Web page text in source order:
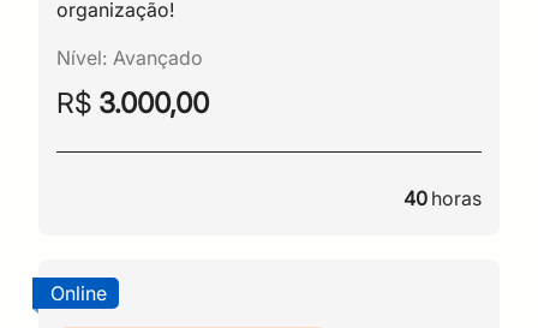
organização!
Nível: Avançado
R$ 3.000,00
40 horas
Online